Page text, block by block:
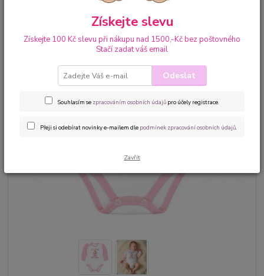
Získejte slevu
Získejte 100 Kč slevu při nákupu nad 1500,-Kč bez poštovného
Stačí zadat váš email
Odeslat
Souhlasím se zpracováním osobních údajů pro účely registrace.
Přeji si odebírat novinky e-mailem dle podmínek zpracování osobních údajů.
Zavřít